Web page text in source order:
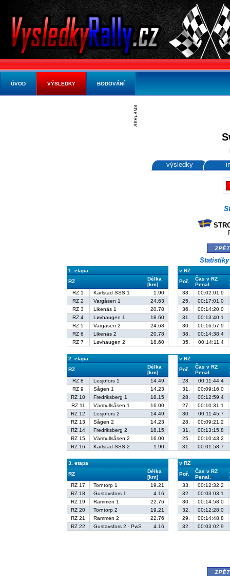
výsledky
1. etapa
v RZ
RZ
Délka
[km]
Poř.
Čas v RZ
Penal.
RZ 1
Karlstad SSS 1 1.90 38.
00:02:01.9
RZ 2
Vargåsen 1 24.63 25.
00:17:01.0
RZ 3
Likenäs 1 20.78 36.
00:14:20.0
RZ 4
Løvhaugen 1 18.60 31.
00:13:40.1
RZ 5
Vargåsen 2 24.63 30.
00:16:57.9
RZ 6
Likenäs 2 20.78 38.
00:14:38.4
RZ 7
Løvhaugen 2 18.60 35. 00:14:11.4
2. etapa
v RZ
RZ
Délka
[km]
Poř.
Čas v RZ
Penal.
RZ 8
Lesjöfors 1 14.49 28.
00:11:44.4
RZ 9
Sågen 1 14.23 31.
00:09:16.0
RZ 10
Fredriksberg 1 18.15 28.
00:12:59.4
RZ 11
Värmullsåsen 1 16.00 27.
00:10:31.1
RZ 12
Lesjöfors 2 14.49 30.
00:11:45.7
RZ 13
Sågen 2 14.23 28.
00:09:21.2
RZ 14
Fredriksberg 2 18.15 31.
00:13:15.8
RZ 15
Värmullsåsen 2 16.00 25.
00:10:43.2
RZ 16
Karlstad SSS 2 1.90 31. 00:01:58.7
3. etapa
v RZ
RZ
Délka
[km]
Poř.
Čas v RZ
Penal.
RZ 17
Torntorp 1 19.21 33.
00:12:32.2
RZ 18
Gustavsfors 1 4.16 32.
00:03:03.1
RZ 19
Rammen 1 22.76 30.
00:14:58.0
RZ 20
Torntorp 2 19.21 32.
00:12:28.0
RZ 21
Rammen 2 22.76 29.
00:14:48.8
RZ 22
Gustavsfors 2 - PwS 4.16 32. 00:03:02.9
ÚVOD VÝSLEDKY BODOVÁNÍ